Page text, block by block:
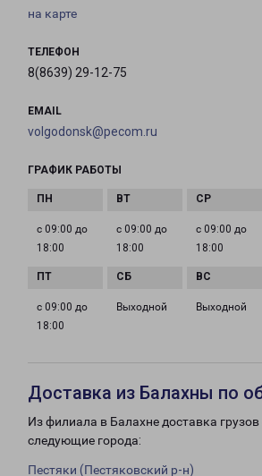
на карте
ТЕЛЕФОН
8(8639) 29-12-75
EMAIL
volgodonsk@pecom.ru
ГРАФИК РАБОТЫ
с 09:00 до
18:00
с 09:00 до
18:00
с 09:00 до
18:00
с 09:00 до
18:00
Выходной Выходной
Доставка из Балахны по
Из филиала в Балахне доставка
следующие города:
Пестяки (Пестяковский р-н)